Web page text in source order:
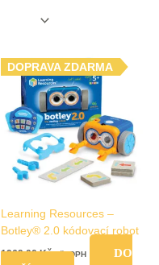
DOPRAVA ZDARMA
Learning Resources –
Botley® 2.0 kódovací robot
1969,00Kč vč. DPH
DO